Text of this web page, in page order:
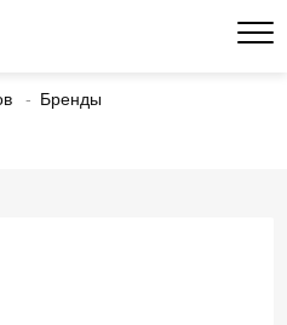
Бренды